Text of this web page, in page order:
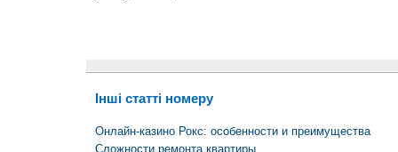
Інші статті номеру
Онлайн-казино Рокс: особенности и преимущества
Сложности ремонта квартиры